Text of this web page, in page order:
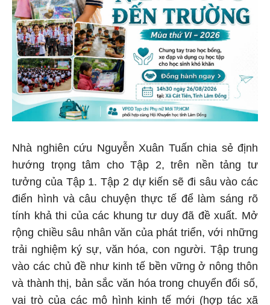
Nhà nghiên cứu Nguyễn Xuân Tuấn chia sẻ định
hướng trọng tâm cho Tập 2, trên nền tảng tư
tưởng của Tập 1. Tập 2 dự kiến sẽ đi sâu vào các
điển hình và câu chuyện thực tế để làm sáng rõ
tính khả thi của các khung tư duy đã đề xuất. Mở
rộng chiều sâu nhân văn của phát triển, với những
trải nghiệm ký sự, văn hóa, con người. Tập trung
vào các chủ đề như kinh tế bền vững ở nông thôn
và thành thị, bản sắc văn hóa trong chuyển đổi số,
vai trò của các mô hình kinh tế mới (hợp tác xã